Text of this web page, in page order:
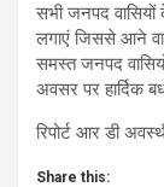
सभी जनपद
लगाएं जिससे आने
समस्त जनपद
अवसर पर हार्दिक
रिपोर्ट आर डी
Share this: